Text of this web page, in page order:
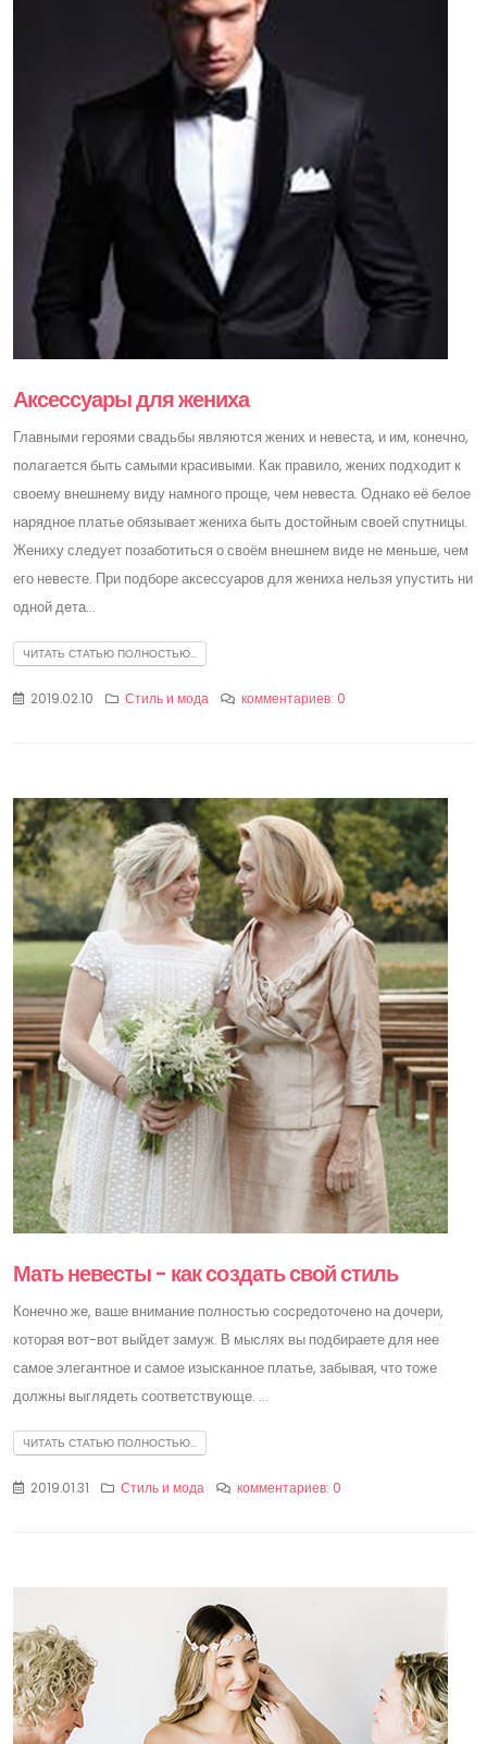
Аксессуары для жениха
Главными героями свадьбы являются жених и невеста, и им, конечно,
полагается быть самыми красивыми. Как правило, жених подходит к
своему внешнему виду намного проще, чем невеста. Однако её белое
нарядное платье обязывает жениха быть достойным своей спутницы.
Жениху следует позаботиться о своём внешнем виде не меньше, чем
его невесте. При подборе аксессуаров для жениха нельзя упустить ни
одной дета...
ЧИТАТЬ СТАТЬЮ ПОЛНОСТЬЮ...
2019.02.10 Стиль и мода комментариев: 0
Мать невесты - как создать свой стиль
Конечно же, ваше внимание полностью сосредоточено на дочери,
которая вот-вот выйдет замуж. В мыслях вы подбираете для нее
самое элегантное и самое изысканное платье, забывая, что тоже
должны выглядеть соответствующе. ...
ЧИТАТЬ СТАТЬЮ ПОЛНОСТЬЮ...
2019.01.31 Стиль и мода комментариев: 0